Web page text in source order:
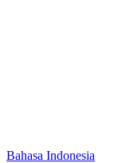
Bahasa Indonesia